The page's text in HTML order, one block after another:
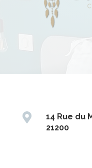

14 Rue du
21200